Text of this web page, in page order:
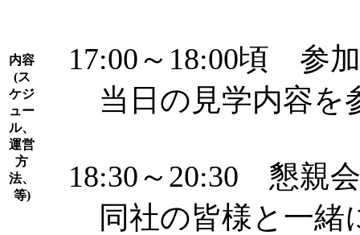
内容
(ス
ケジ
ュー
ル、
運営
方
法、
等)
17:00～18:00頃 参
当日の見学内容を
18:30～20:30 懇親会
同社の皆様と一緒